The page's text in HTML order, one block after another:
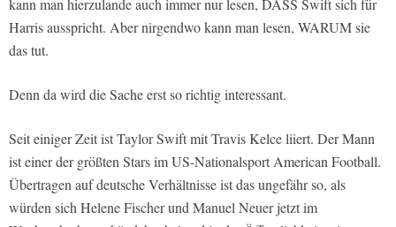
kann man hierzulande auch immer nur lesen, DASS Swift sich für
Harris ausspricht. Aber nirgendwo kann man lesen, WARUM sie
das tut.
Denn da wird die Sache erst so richtig interessant.
Seit einiger Zeit ist Taylor Swift mit Travis Kelce liiert. Der Mann
ist einer der größten Stars im US-Nationalsport American Football.
Übertragen auf deutsche Verhältnisse ist das ungefähr so, als
würden sich Helene Fischer und Manuel Neuer jetzt im